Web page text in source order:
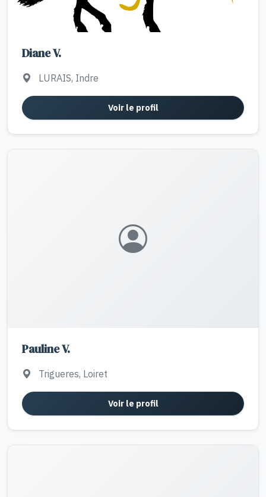
Diane V.
LURAIS, Indre
Voir le profil
Pauline V.
Trigueres, Loiret
Voir le profil